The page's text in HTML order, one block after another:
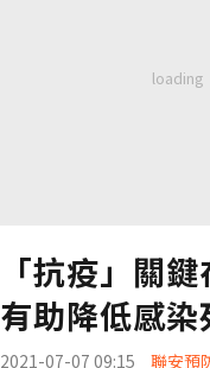
「抗疫」關
有助降低感染
2021-07-07 09:15 聯安預